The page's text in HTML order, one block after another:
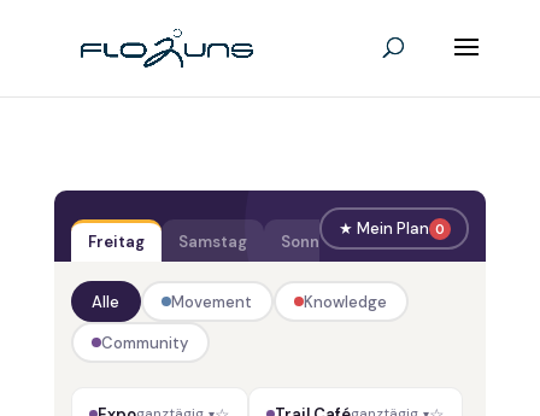
Freitag Samstag Sonntag
★ Mein Plan 0
Alle Movement
Knowledge
Community